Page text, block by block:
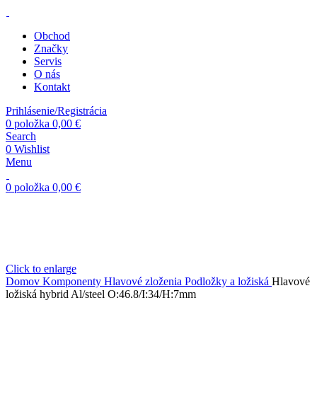
Obchod
Značky
Servis
O nás
Kontakt
Prihlásenie/Registrácia
0 položka 0,00 €
Search
0 Wishlist
Menu
0 položka 0,00 €
Click to enlarge
Domov Komponenty Hlavové zloženia Podložky a ložiská Hlavové
ložiská hybrid Al/steel O:46.8/I:34/H:7mm